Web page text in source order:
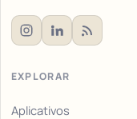
EXPLORAR
Aplicativos